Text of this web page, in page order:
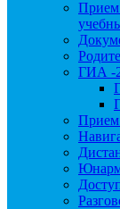
Прием
ГИА -
Прием